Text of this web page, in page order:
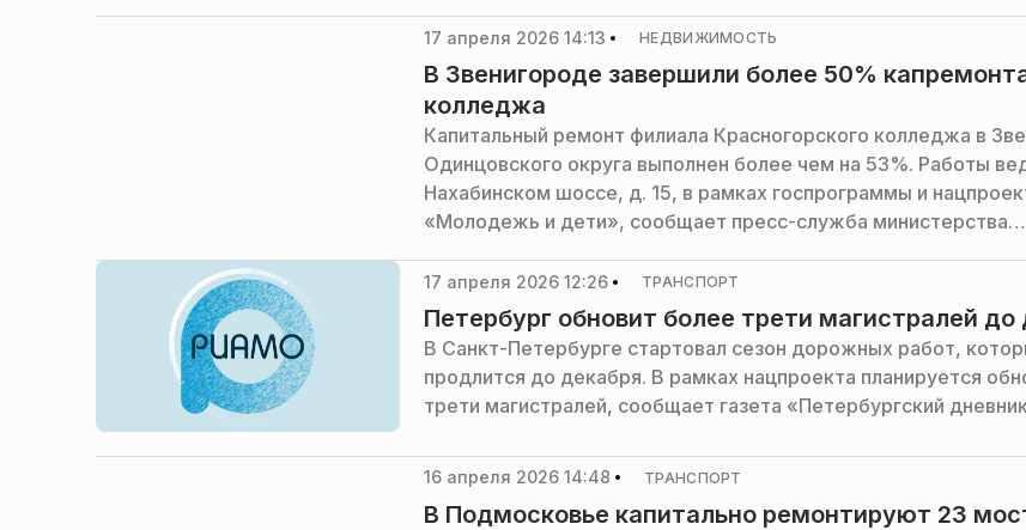
17 апреля 2026 14:13 НЕДВИЖИМОСТЬ
В Звенигороде завершили более 50%
колледжа
Капитальный ремонт филиала Красногорского колледжа в
Одинцовского округа выполнен более чем на 53%. Работы
Нахабинском шоссе, д. 15, в рамках госпрограммы и
«Молодежь и дети», сообщает пресс-служба министерства
17 апреля 2026 12:26 ТРАНСПОРТ
Петербург обновит более трети магистралей до
В Санкт-Петербурге стартовал сезон дорожных работ,
продлится до декабря. В рамках нацпроекта планируется
трети магистралей, сообщает газета «Петербургский
16 апреля 2026 14:48 ТРАНСПОРТ
В Подмосковье капитально ремонтируют 23